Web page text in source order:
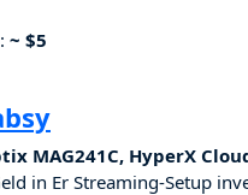
~ $5
MAG241C, HyperX
in Er Streaming-Setup